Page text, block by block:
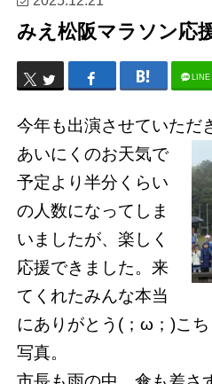
みえ松阪マラソン応
LINE
今年も出演させていただ
あいにくのお天気で
予定より半分くらい
の人数になってしま
いましたが、楽しく
応援できました。来
てくれたみんな本当
にありがとう(；ω；)こ
写真。